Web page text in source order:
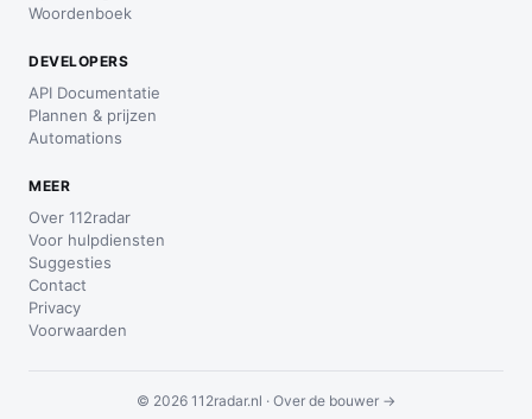
Woordenboek
DEVELOPERS
API Documentatie
Plannen & prijzen
Automations
MEER
Over 112radar
Voor hulpdiensten
Suggesties
Contact
Privacy
Voorwaarden
© 2026 112radar.nl · Over de bouwer →